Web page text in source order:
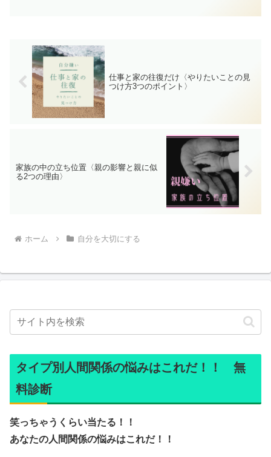
仕事と家の往復だけ〈やりたいことの見
つけ方3つのポイント〉
家族の中の立ち位置〈親の影響と親に似
る2つの理由〉
ホーム 自分を大切にする
タイプ別人間関係の悩みはこれだ！！ 無
料診断
笑っちゃうくらい当たる！！
あなたの人間関係の悩みはこれだ！！